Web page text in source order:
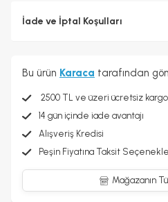
İade ve İptal Koşulları
Bu ürün Karaca tarafından
2500 TL ve üzeri ücretsiz kargo
14 gün içinde iade avantajı
Alışveriş Kredisi
Peşin Fiyatına Taksit
Mağazanın